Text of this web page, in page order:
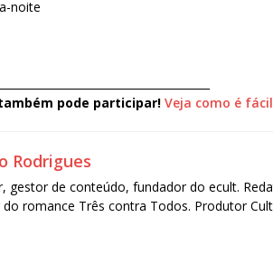
noite
pode participar! Veja como é
Rodrigues
gestor de conteúdo, fundador do ecult.
romance Três contra Todos. Produtor